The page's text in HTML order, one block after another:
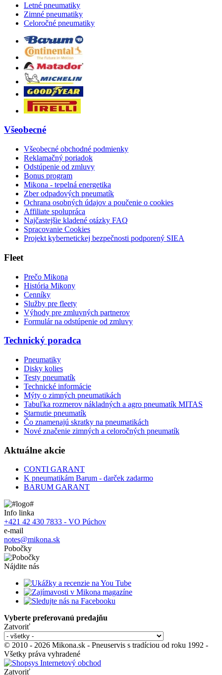
Letné pneumatiky
Zimné pneumatiky
Celoročné pneumatiky
Všeobecné
Všeobecné obchodné podmienky
Reklamačný poriadok
Odstúpenie od zmluvy
Bonus program
Mikona - tepelná energetika
Zber odpadových pneumatík
Ochrana osobných údajov a poučenie o cookies
Affiliate spolupráca
Najčastejšie kladené otázky FAQ
Spracovanie Cookies
Projekt kybernetickej bezpečnosti podporený SIEA
Fleet
Prečo Mikona
História Mikony
Cenníky
Služby pre fleety
Výhody pre zmluvných partnerov
Formulár na odstúpenie od zmluvy
Technický poradca
Pneumatiky
Disky kolies
Testy pneumatík
Technické informácie
Mýty o zimných pneumatikách
Tabuľka rozmerov nákladných a agro pneumatík MITAS
Starnutie pneumatík
Čo znamenajú skratky na pneumatikách
Nové značenie zimných a celoročných pneumatík
Aktuálne akcie
CONTI GARANT
K pneumatikám Barum - darček zadarmo
BARUM GARANT
Info linka
+421 42 430 7833 - VO Púchov
e-mail
notes@mikona.sk
Pobočky
Nájdite nás
Vyberte preferovanú predajňu
Zatvoriť
© 2010 - 2026 Mikona.sk - Pneuservis s tradíciou od roku 1992 -
Všetky práva vyhradené
Zatvoriť